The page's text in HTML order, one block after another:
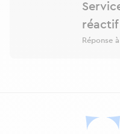
réactif
Réponse